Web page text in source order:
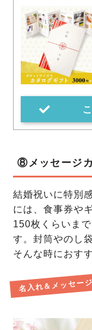
⑧メッセージ
結婚祝いに特別
には、食事券や
150枚くらいま
す。封筒やのし
そんな時におす
名入れ＆メッセー